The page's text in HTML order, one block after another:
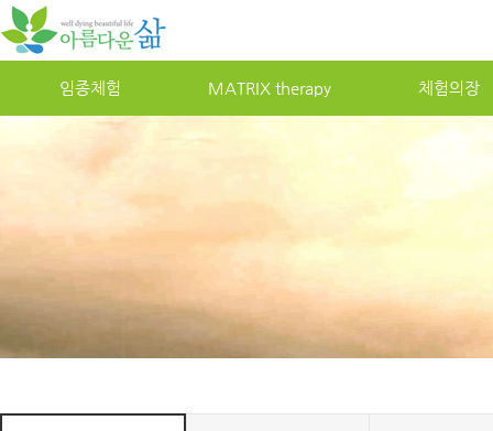
임종체험 MATRIXtherapy 체험의장